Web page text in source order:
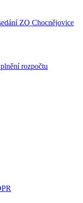
ZO Chocnějovice
rozpočtu